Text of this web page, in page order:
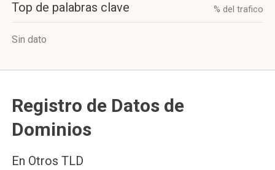
Top de palabras clave % del trafico
Sin dato
Registro de Datos de
Dominios
En Otros TLD